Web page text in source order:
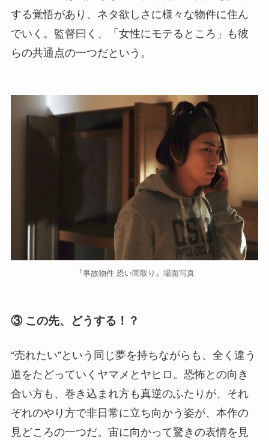
する覚悟があり、ネタ欲しさに様々な物件に住ん
でいく。監督曰く、「女性にモテるところ」も彼
らの共通点の一つだという。
『事故物件 恐い間取り』場面写真
③ この先、どうする！？
“売れたい”という同じ夢を持ちながらも、全く違う
道をたどっていくヤマメとヤヒロ。恐怖との向き
合い方も、巻き込まれ方も真逆のふたりが、それ
ぞれのやり方で非日常に立ち向かう姿が、本作の
見どころの一つだ。宙に向かって驚きの表情を見